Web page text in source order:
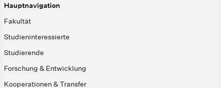
Hauptnavigation
Fakultät
Studieninteressierte
Studierende
Forschung & Entwicklung
Kooperationen & Transfer